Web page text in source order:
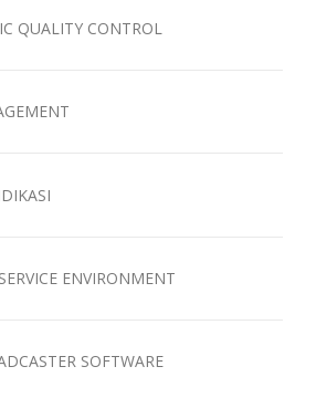
QUALITY CONTROL
ENVIRONMENT
SOFTWARE